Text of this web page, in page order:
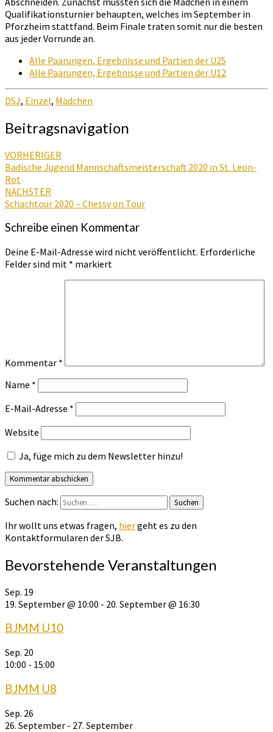
Qualifikationsturnier behaupten, welches im September in
Pforzheim stattfand. Beim Finale traten somit nur die besten
aus jeder Vorrunde an.
Alle Paarungen, Ergebnisse und Partien der U25
Alle Paarungen, Ergebnisse und Partien der U12
DSJ, Einzel, Mädchen
Beitragsnavigation
VORHERIGER
Badische Jugend Mannschaftsmeisterschaft 2020 in St. Leon-
Rot
NÄCHSTER
Schachtour 2020 – Chessy on Tour
Schreibe einen Kommentar
Deine E-Mail-Adresse wird nicht veröffentlicht. Erforderliche
Felder sind mit * markiert
Kommentar *
Name *
E-Mail-Adresse *
Website
Ja, füge mich zu dem Newsletter hinzu!
Suchen nach: Suchen
Ihr wollt uns etwas fragen, hiergeht es zu den
Kontaktformularen der SJB.
Bevorstehende Veranstaltungen
Sep. 19
19. September @ 10:00 - 20. September @ 16:30
BJMM U10
Sep. 20
10:00 - 15:00
BJMM U8
Sep. 26
26. September - 27. September